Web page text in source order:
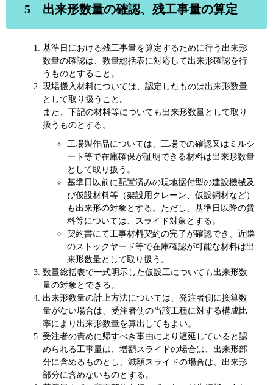
5 出来形数量の確認、残工事量の算定
基準日における残工事量を算定するために行う出来形
数量の確認は、数量総括表に対応して出来形確認を行
うものとすること。
現場搬入材料については、認定したものは出来形数量
として取り扱うこと。
また、下記の材料等についても出来形数量として取り
扱うものとする。
工場製作品については、工場での確認又はミルシ
ート等で在庫確保が証明できる材料は出来形数量
として取り扱う。
基準日以前に配置済みの現地据付型の建設機械及
び仮設材料等（架設用クレーン、仮設鋼材など）
も出来形の対象とする。ただし、基準日以降の賃
料等については、スライド対象とする。
契約書にて工事材料契約の完了が確認でき、近隣
のストックヤード等で在庫確認が可能な材料は出
来形数量として取り扱う。
数量総括表で一式明示した仮設工についても出来形数
量の対象とできる。
出来形数量の計上方法については、発注者側に換算数
量がない場合は、受注者側の当該工種に対する構成比
率により出来形数量を算出してもよい。
受注者の責めに帰すべき事由により遅延していると認
められる工事量は、増額スライドの場合は、出来形部
分に含めるものとし、減額スライドの場合は、出来形
部分に含めないものとする。